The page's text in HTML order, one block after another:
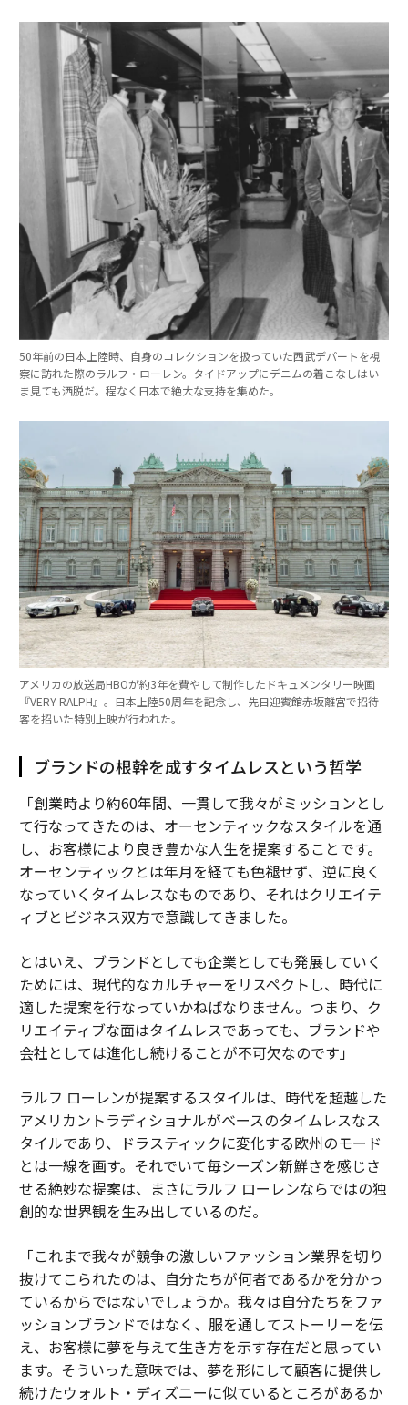
50年前の日本上陸時、自身のコレクションを扱っていた西武デパートを視
察に訪れた際のラルフ・ローレン。タイドアップにデニムの着こなしはい
ま見ても洒脱だ。程なく日本で絶大な支持を集めた。
アメリカの放送局HBOが約3年を費やして制作したドキュメンタリー映画
『VERY RALPH』。日本上陸50周年を記念し、先日迎賓館赤坂離宮で招待
客を招いた特別上映が行われた。
ブランドの根幹を成すタイムレスという哲学
「創業時より約60年間、一貫して我々がミッションとし
て行なってきたのは、オーセンティックなスタイルを通
し、お客様により良き豊かな人生を提案することです。
オーセンティックとは年月を経ても色褪せず、逆に良く
なっていくタイムレスなものであり、それはクリエイテ
ィブとビジネス双方で意識してきました。
とはいえ、ブランドとしても企業としても発展していく
ためには、現代的なカルチャーをリスペクトし、時代に
適した提案を行なっていかねばなりません。つまり、ク
リエイティブな面はタイムレスであっても、ブランドや
会社としては進化し続けることが不可欠なのです」
ラルフ ローレンが提案するスタイルは、時代を超越した
アメリカントラディショナルがベースのタイムレスなス
タイルであり、ドラスティックに変化する欧州のモード
とは一線を画す。それでいて毎シーズン新鮮さを感じさ
せる絶妙な提案は、まさにラルフ ローレンならではの独
創的な世界観を生み出しているのだ。
「これまで我々が競争の激しいファッション業界を切り
抜けてこられたのは、自分たちが何者であるかを分かっ
ているからではないでしょうか。我々は自分たちをファ
ッションブランドではなく、服を通してストーリーを伝
え、お客様に夢を与えて生き方を示す存在だと思ってい
ます。そういった意味では、夢を形にして顧客に提供し
続けたウォルト・ディズニーに似ているところがあるか